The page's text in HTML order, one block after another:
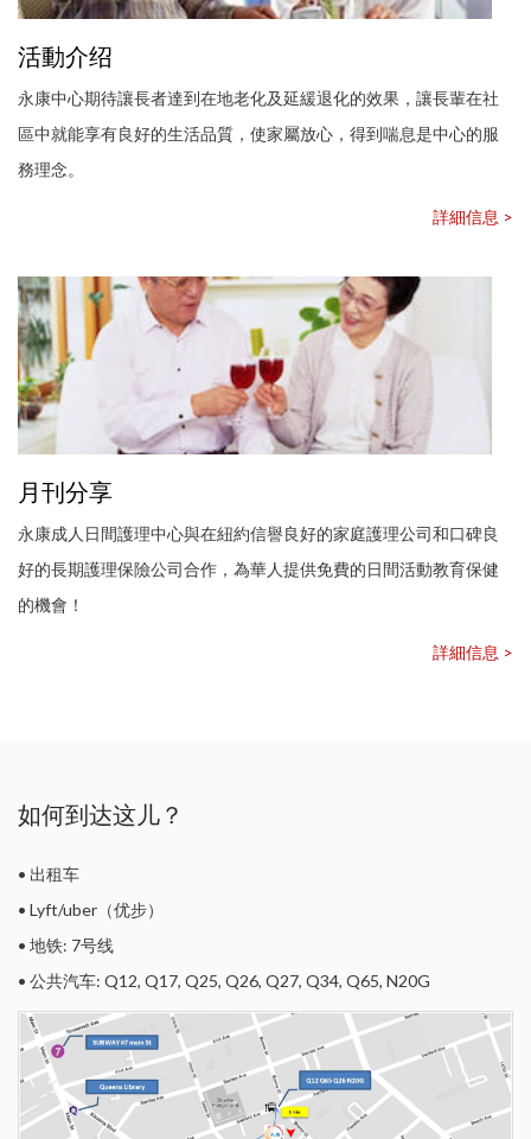
活動介绍
永康中心期待讓長者達到在地老化及延緩退化的效果，讓長輩在社
區中就能享有良好的生活品質，使家屬放心，得到喘息是中心的服
務理念。
詳細信息 >
月刊分享
永康成人日間護理中心與在紐約信譽良好的家庭護理公司和口碑良
好的長期護理保險公司合作，為華人提供免費的日間活動教育保健
的機會！
詳細信息 >
如何到达这儿？
• 出租车
• Lyft/uber（优步）
• 地铁: 7号线
• 公共汽车: Q12, Q17, Q25, Q26, Q27, Q34, Q65, N20G